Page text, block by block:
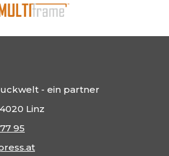
- ein partner
Linz
95